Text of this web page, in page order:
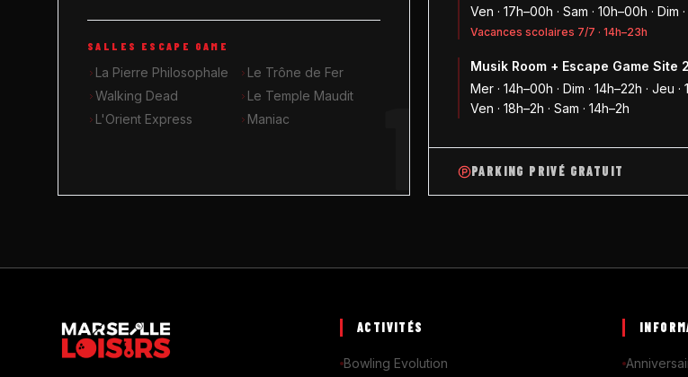
SALLES ESCAPE GAME
La Pierre Philosophale
Le Trône de Fer
Walking Dead
Le Temple Maudit
L'Orient Express
Maniac
Ven · 17h–00h · Sam · 10h–00h · Dim
Vacances scolaires 7/7 · 14h–23h
Musik Room + Escape Game Site 2
Mer · 14h–00h · Dim · 14h–22h · Jeu ·
Ven · 18h–2h · Sam · 14h–2h
PARKING PRIVÉ GRATUIT
ACTIVITÉS
Bowling Evolution